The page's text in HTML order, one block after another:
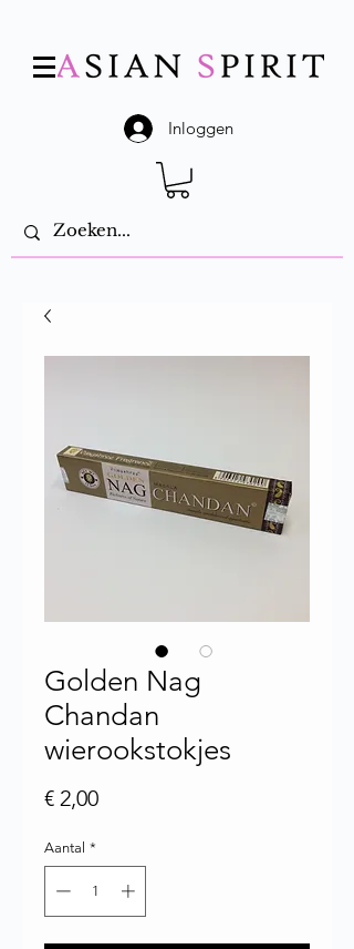
Inloggen
Golden Nag
Chandan
wierookstokjes
€ 2,00Prijs
Aantal *